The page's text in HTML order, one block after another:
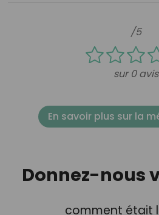
/5
sur 0 avis
En savoir plus sur la
Donnez-nous
comment était